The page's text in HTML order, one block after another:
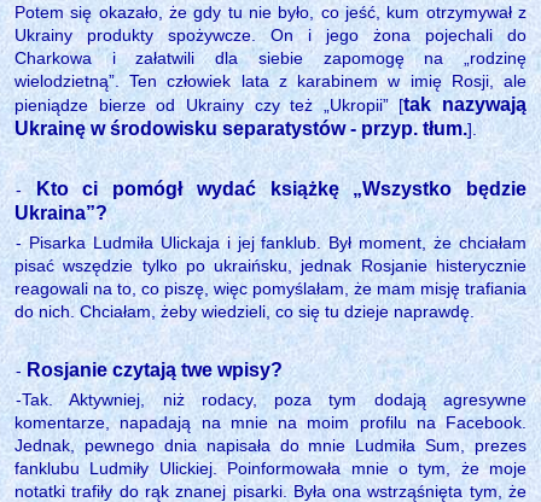
Potem się okazało, że gdy tu nie było, co jeść, kum otrzymywał z
Ukrainy produkty spożywcze. On i jego żona pojechali do
Charkowa i załatwili dla siebie zapomogę na „rodzinę
wielodzietną”. Ten człowiek lata z karabinem w imię Rosji, ale
pieniądze bierze od Ukrainy czy też „Ukropii” [tak nazywają
Ukrainę w środowisku separatystów - przyp. tłum.].
- Kto ci pomógł wydać książkę „Wszystko będzie
Ukraina”?
- Pisarka Ludmiła Ulickaja i jej fanklub. Był moment, że chciałam
pisać wszędzie tylko po ukraińsku, jednak Rosjanie histerycznie
reagowali na to, co piszę, więc pomyślałam, że mam misję trafiania
do nich. Chciałam, żeby wiedzieli, co się tu dzieje naprawdę.
- Rosjanie czytają twe wpisy?
-Tak. Aktywniej, niż rodacy, poza tym dodają agresywne
komentarze, napadają na mnie na moim profilu na Facebook.
Jednak, pewnego dnia napisała do mnie Ludmiła Sum, prezes
fanklubu Ludmiły Ulickiej. Poinformowała mnie o tym, że moje
notatki trafiły do rąk znanej pisarki. Była ona wstrząśnięta tym, że